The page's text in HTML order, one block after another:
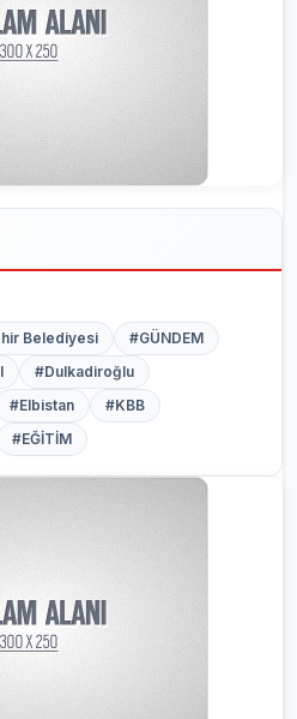
Belediyesi
#GÜNDEM
#Dulkadiroğlu
#Elbistan
#KBB
#EĞİTİM